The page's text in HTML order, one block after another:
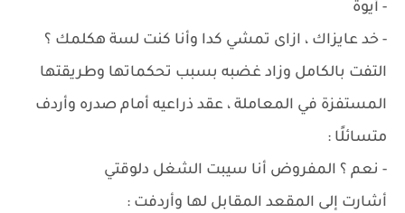
- أيوة
- خد عايزاك ، ازاى تمشي كدا وأنا كنت لسة هكلمك ؟
التفت بالكامل وزاد غضبه بسبب تحكماتها وطريقتها
المستفزة في المعاملة ، عقد ذراعيه أمام صدره وأردف
متسائلًا :
- نعم ؟ المفروض أنا سيبت الشغل دلوقتي
أشارت إلى المقعد المقابل لها وأردفت :